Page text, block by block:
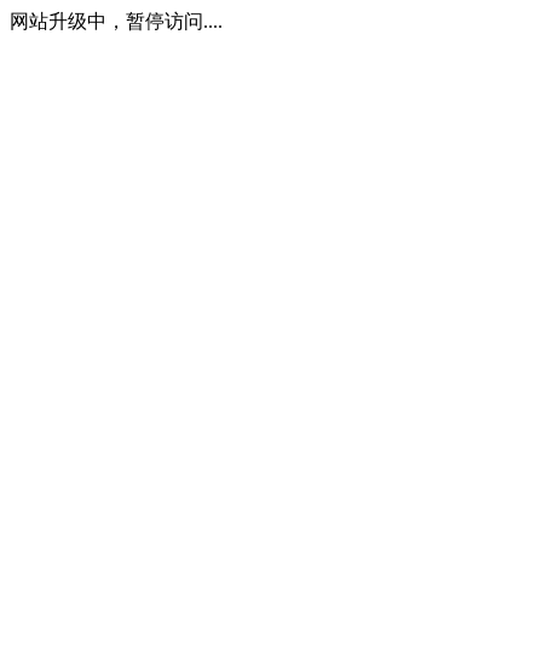
网站升级中，暂停访问....